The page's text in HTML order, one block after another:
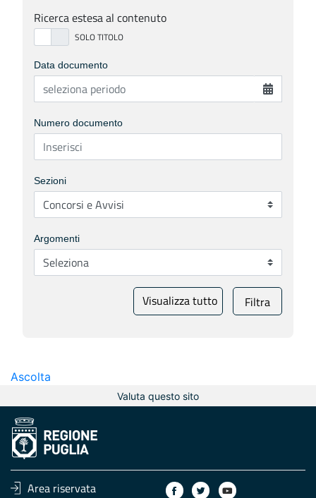
Ricerca estesa al contenuto
Data documento
Numero documento
Sezioni
Argomenti
Visualizza tutto Filtra
Ascolta
Valuta questo sito
Area riservata